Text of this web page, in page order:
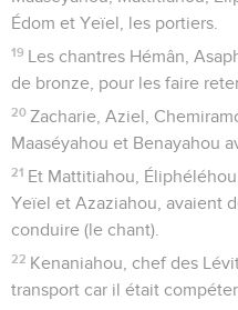
Édom et Yeïel, les portiers.
19 Les chantres Hémân,
de bronze, pour les faire
20 Zacharie, Aziel,
Maaséyahou et Benayahou
21 Et Mattitiahou,
Yeïel et Azaziahou, avaient
conduire (le chant).
22 Kenaniahou, chef des
transport car il était